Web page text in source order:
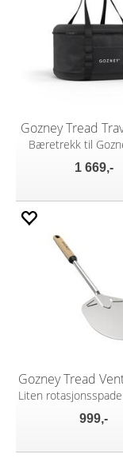
Gozney Tread
Bæretrekk til
1 669,-
999,-